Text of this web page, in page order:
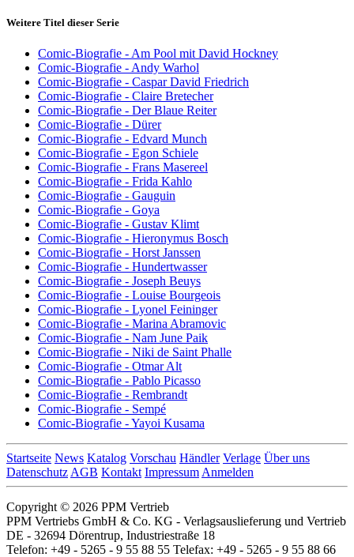
Weitere Titel dieser Serie
Comic-Biografie - Am Pool mit David Hockney
Comic-Biografie - Andy Warhol
Comic-Biografie - Caspar David Friedrich
Comic-Biografie - Claire Bretecher
Comic-Biografie - Der Blaue Reiter
Comic-Biografie - Dürer
Comic-Biografie - Edvard Munch
Comic-Biografie - Egon Schiele
Comic-Biografie - Frans Masereel
Comic-Biografie - Frida Kahlo
Comic-Biografie - Gauguin
Comic-Biografie - Goya
Comic-Biografie - Gustav Klimt
Comic-Biografie - Hieronymus Bosch
Comic-Biografie - Horst Janssen
Comic-Biografie - Hundertwasser
Comic-Biografie - Joseph Beuys
Comic-Biografie - Louise Bourgeois
Comic-Biografie - Lyonel Feininger
Comic-Biografie - Marina Abramovic
Comic-Biografie - Nam June Paik
Comic-Biografie - Niki de Saint Phalle
Comic-Biografie - Otmar Alt
Comic-Biografie - Pablo Picasso
Comic-Biografie - Rembrandt
Comic-Biografie - Sempé
Comic-Biografie - Yayoi Kusama
Startseite News Katalog Vorschau Händler Verlage Über uns
Datenschutz AGB Kontakt Impressum Anmelden
Copyright © 2026 PPM Vertrieb
PPM Vertriebs GmbH & Co. KG - Verlagsauslieferung und Vertrieb
DE - 32694 Dörentrup, Industriestraße 18
Telefon: +49 - 5265 - 9 55 88 55 Telefax: +49 - 5265 - 9 55 88 66